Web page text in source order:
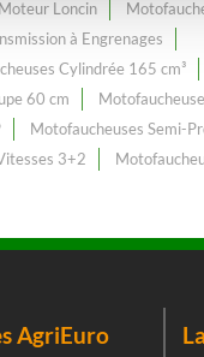
Loncin
à Engrenages
Cylindrée 165 cm³
60 cm
Motofaucheuses Semi-
3+2
AgriEuro